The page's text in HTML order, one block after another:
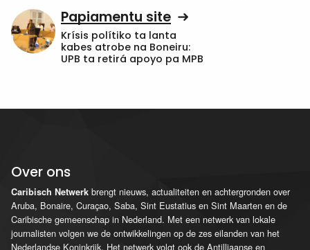
Papiamentu site
Krísis polítiko ta lanta
kabes atrobe na Boneiru:
UPB ta retirá apoyo pa MPB
Over ons
Caribisch Netwerk brengt nieuws, actualiteiten en achtergronden over
Aruba, Bonaire, Curaçao, Saba, Sint Eustatius en Sint Maarten en de
Caribische gemeenschap in Nederland. Met een netwerk van lokale
journalisten volgen we de ontwikkelingen op de zes eilanden van het
Nederlandse Koninkrijk. Het netwerk volgt ook de Antilliaanse en